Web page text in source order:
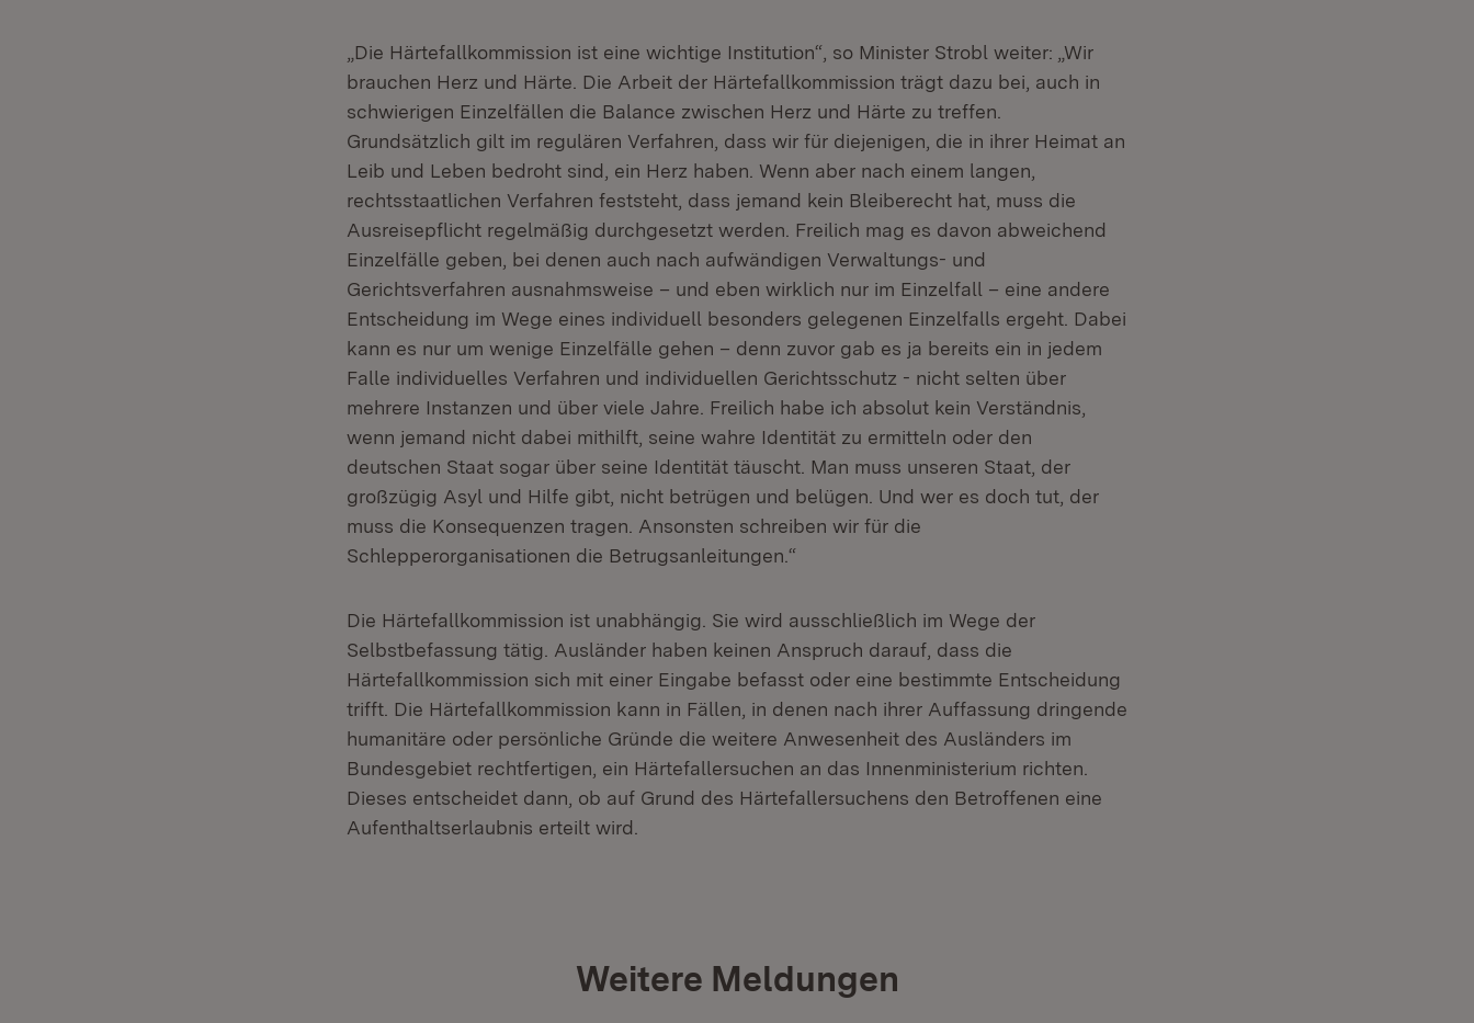
„Die Härtefallkommission ist eine wichtige Institution“, so Minister Strobl weiter: „Wir
brauchen Herz und Härte. Die Arbeit der Härtefallkommission trägt dazu bei, auch in
schwierigen Einzelfällen die Balance zwischen Herz und Härte zu treffen.
Grundsätzlich gilt im regulären Verfahren, dass wir für diejenigen, die in ihrer Heimat an
Leib und Leben bedroht sind, ein Herz haben. Wenn aber nach einem langen,
rechtsstaatlichen Verfahren feststeht, dass jemand kein Bleiberecht hat, muss die
Ausreisepflicht regelmäßig durchgesetzt werden. Freilich mag es davon abweichend
Einzelfälle geben, bei denen auch nach aufwändigen Verwaltungs- und
Gerichtsverfahren ausnahmsweise – und eben wirklich nur im Einzelfall – eine andere
Entscheidung im Wege eines individuell besonders gelegenen Einzelfalls ergeht. Dabei
kann es nur um wenige Einzelfälle gehen – denn zuvor gab es ja bereits ein in jedem
Falle individuelles Verfahren und individuellen Gerichtsschutz - nicht selten über
mehrere Instanzen und über viele Jahre. Freilich habe ich absolut kein Verständnis,
wenn jemand nicht dabei mithilft, seine wahre Identität zu ermitteln oder den
deutschen Staat sogar über seine Identität täuscht. Man muss unseren Staat, der
großzügig Asyl und Hilfe gibt, nicht betrügen und belügen. Und wer es doch tut, der
muss die Konsequenzen tragen. Ansonsten schreiben wir für die
Schlepperorganisationen die Betrugsanleitungen.“
Die Härtefallkommission ist unabhängig. Sie wird ausschließlich im Wege der
Selbstbefassung tätig. Ausländer haben keinen Anspruch darauf, dass die
Härtefallkommission sich mit einer Eingabe befasst oder eine bestimmte Entscheidung
trifft. Die Härtefallkommission kann in Fällen, in denen nach ihrer Auffassung dringende
humanitäre oder persönliche Gründe die weitere Anwesenheit des Ausländers im
Bundesgebiet rechtfertigen, ein Härtefallersuchen an das Innenministerium richten.
Dieses entscheidet dann, ob auf Grund des Härtefallersuchens den Betroffenen eine
Aufenthaltserlaubnis erteilt wird.
Weitere Meldungen